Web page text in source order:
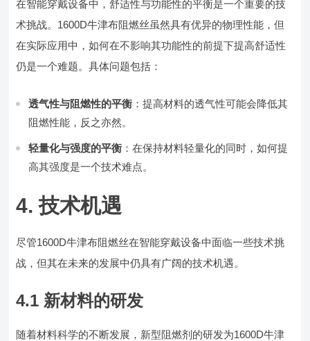
在智能穿戴设备中，舒适性与功能性的平衡是一个重要的技
术挑战。1600D牛津布阻燃丝虽然具有优异的物理性能，但
在实际应用中，如何在不影响其功能性的前提下提高舒适性
仍是一个难题。具体问题包括：
透气性与阻燃性的平衡 ：提高材料的透气性可能会降低其
阻燃性能，反之亦然。
轻量化与强度的平衡 ：在保持材料轻量化的同时，如何提
高其强度是一个技术难点。
4. 技术机遇
尽管1600D牛津布阻燃丝在智能穿戴设备中面临一些技术挑
战，但其在未来的发展中仍具有广阔的技术机遇。
4.1 新材料的研发
随着材料科学的不断发展，新型阻燃剂的研发为1600D牛津